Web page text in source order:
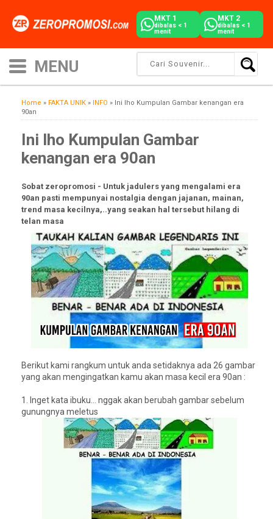
MKT 1
dibalas < 1
menit
MKT 2
dibalas < 1
menit
Home » FAKTA UNIK » INFO » Ini lho Kumpulan Gambar kenangan era
90an
Ini lho Kumpulan Gambar
kenangan era 90an
Sobat zeropromosi - Untuk jadulers yang mengalami era
90an pasti mempunyai nostalgia dengan jajanan, mainan,
trend masa kecilnya,..yang seakan hal tersebut hilang di
telan masa
Berikut kami rangkum untuk anda setidaknya ada 26 gambar
yang akan mengingatkan kamu akan masa kecil era 90an :
1. Inget kata ibuku... nggak akan berubah gambar sebelum
gunungnya meletus